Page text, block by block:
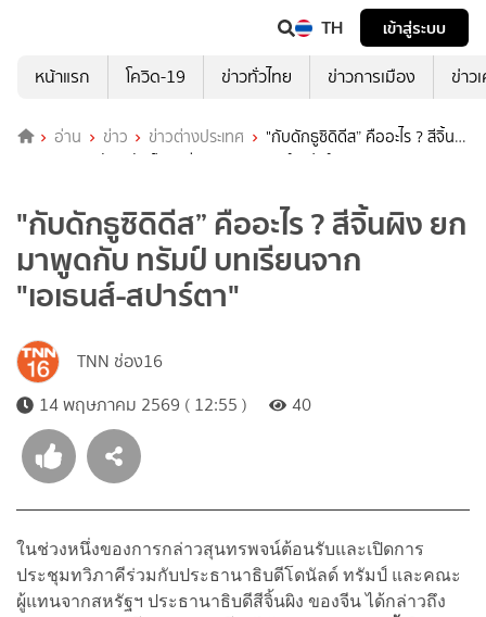
TH
เข้าสู่ระบบ
หน้าแรก
โควิด-19 ข่าวทั่วไทย ข่าวการเมือง ข่าว
อ่าน ข่าว ข่าวต่างประเทศ
"กับดักธูซิดิดีส” คืออะไร ? สีจิ้น
ผิง ยกมาพูดกับ ทรัมป์ บทเรียนจาก "เอเธนส์-สปาร์ตา"
"กับดักธูซิดิดีส” คืออะไร ? สีจิ้นผิง ยก
มาพูดกับ ทรัมป์ บทเรียนจาก
"เอเธนส์-สปาร์ตา"
TNN ช่อง16
14 พฤษภาคม 2569 ( 12:55 )
40
ในช่วงหนึ่งของการกล่าวสุนทรพจน์ต้อนรับและเปิดการ
ประชุมทวิภาคีร่วมกับประธานาธิบดีโดนัลด์ ทรัมป์ และคณะ
ผู้แทนจากสหรัฐฯ ประธานาธิบดีสีจิ้นผิง ของจีน ได้กล่าวถึง